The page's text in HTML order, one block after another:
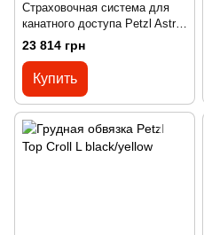
Страховочная система для
канатного доступа Petzl Astro
Bod Fast black
23 814 грн
Купить